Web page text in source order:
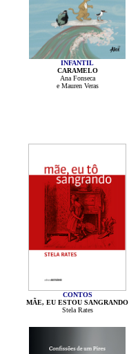
INFANTIL
CARAMELO
Ana Fonseca
e Mauren Veras
CONTOS
MÃE, EU ESTOU SANGRANDO
Stela Rates